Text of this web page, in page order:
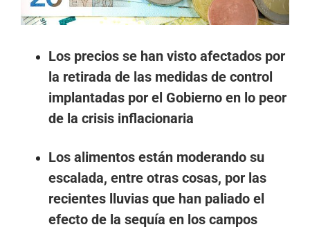
Los precios se han visto afectados por
la retirada de las medidas de control
implantadas por el Gobierno en lo peor
de la crisis inflacionaria
Los alimentos están moderando su
escalada, entre otras cosas, por las
recientes lluvias que han paliado el
efecto de la sequía en los campos